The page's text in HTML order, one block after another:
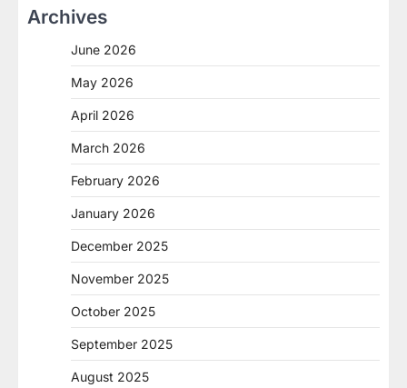
Archives
June 2026
May 2026
April 2026
March 2026
February 2026
January 2026
December 2025
November 2025
October 2025
September 2025
August 2025